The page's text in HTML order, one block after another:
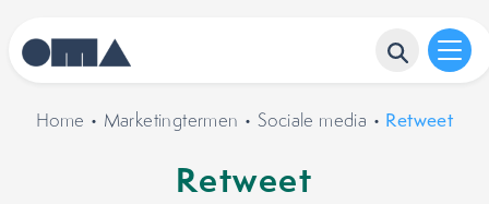
Home • Marketingtermen • Sociale media • Retweet
Retweet